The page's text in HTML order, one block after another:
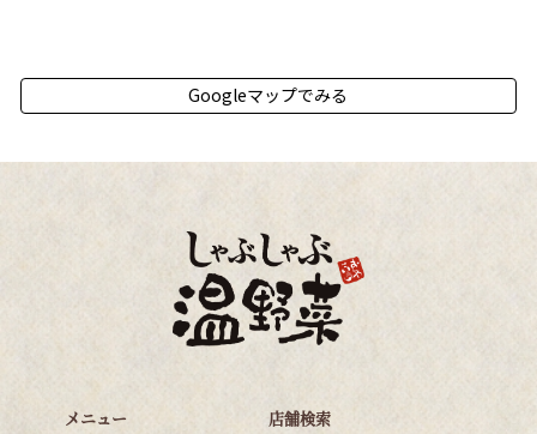
Googleマップでみる
メニュー
店舗検索